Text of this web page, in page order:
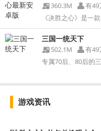
360.3M 有49
三国一统天下
502.1M 有49
专属70后、80后的
游戏资讯